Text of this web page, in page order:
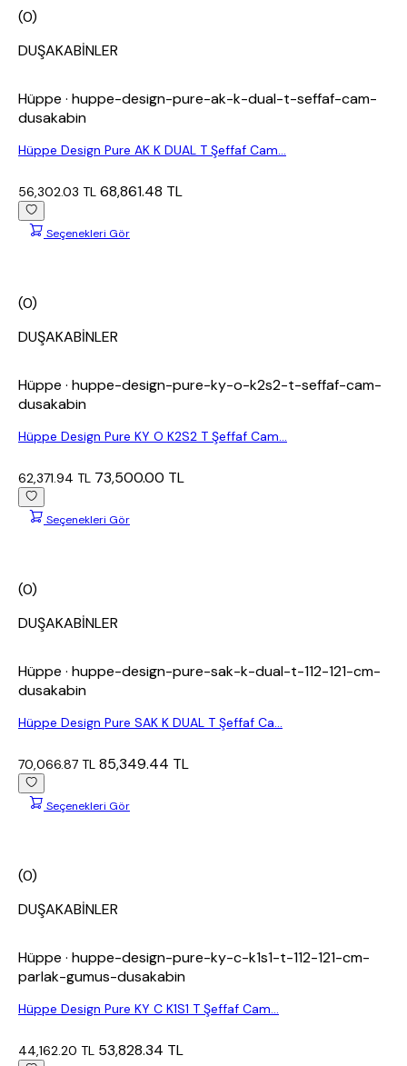
(0)
DUŞAKABİNLER
Hüppe · huppe-design-pure-ak-k-dual-t-seffaf-cam-
dusakabin
Hüppe Design Pure AK K DUAL T Şeffaf Cam...
56,302.03 TL 68,861.48 TL
Seçenekleri Gör
(0)
DUŞAKABİNLER
Hüppe · huppe-design-pure-ky-o-k2s2-t-seffaf-cam-
dusakabin
Hüppe Design Pure KY O K2S2 T Şeffaf Cam...
62,371.94 TL 73,500.00 TL
Seçenekleri Gör
(0)
DUŞAKABİNLER
Hüppe · huppe-design-pure-sak-k-dual-t-112-121-cm-
dusakabin
Hüppe Design Pure SAK K DUAL T Şeffaf Ca...
70,066.87 TL 85,349.44 TL
Seçenekleri Gör
(0)
DUŞAKABİNLER
Hüppe · huppe-design-pure-ky-c-k1s1-t-112-121-cm-
parlak-gumus-dusakabin
Hüppe Design Pure KY C K1S1 T Şeffaf Cam...
44,162.20 TL 53,828.34 TL